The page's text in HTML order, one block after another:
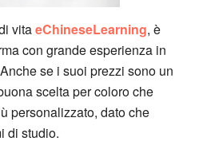
vitaeChineseLearning, è
con grande esperienza in
se i suoi prezzi sono un
scelta per coloro che
personalizzato, dato che
di studio.